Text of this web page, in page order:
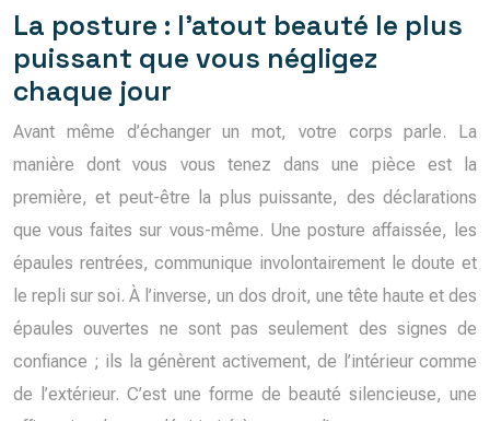
La posture : l’atout beauté le plus
puissant que vous négligez
chaque jour
Avant même d’échanger un mot, votre corps parle. La
manière dont vous vous tenez dans une pièce est la
première, et peut-être la plus puissante, des déclarations
que vous faites sur vous-même. Une posture affaissée, les
épaules rentrées, communique involontairement le doute et
le repli sur soi. À l’inverse, un dos droit, une tête haute et des
épaules ouvertes ne sont pas seulement des signes de
confiance ; ils la génèrent activement, de l’intérieur comme
de l’extérieur. C’est une forme de beauté silencieuse, une